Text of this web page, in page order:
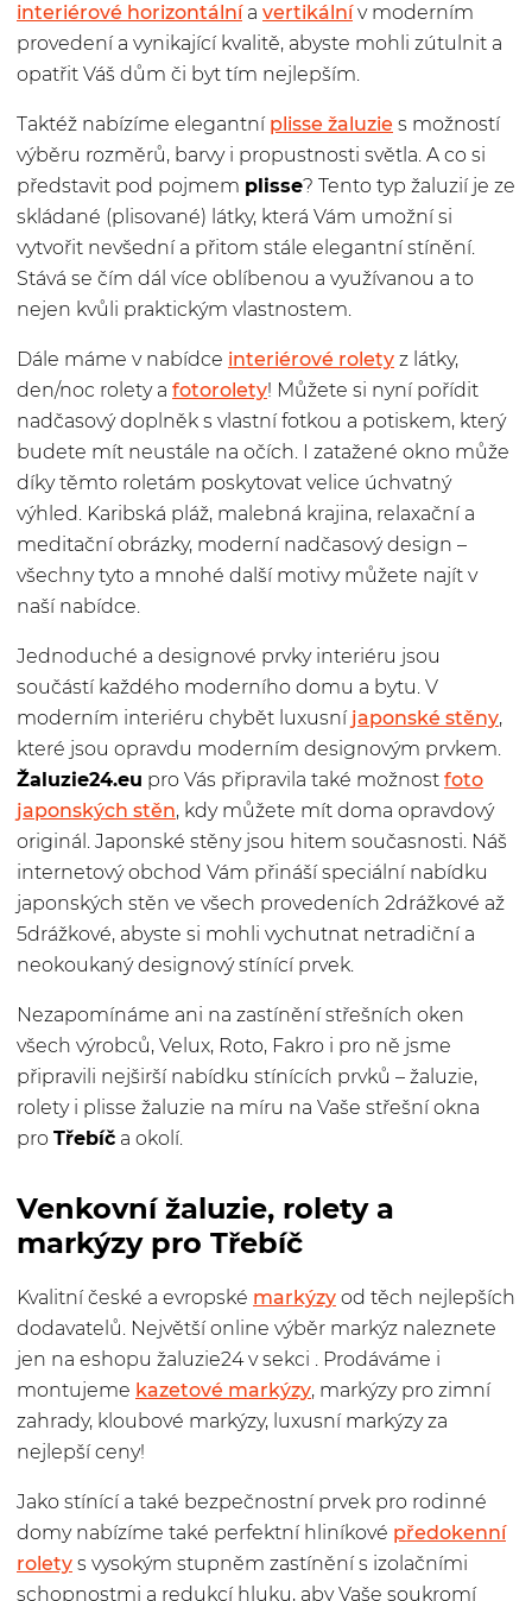
interiérové horizontálnía vertikálnív moderním
provedení a vynikající kvalitě, abyste mohli zútulnit a
opatřit Váš dům či byt tím nejlepším.
Taktéž nabízíme elegantní plisse žaluzie s možností
výběru rozměrů, barvy i propustnosti světla. A co si
představit pod pojmem plisse? Tento typ žaluzií je ze
skládané (plisované) látky, která Vám umožní si
vytvořit nevšední a přitom stále elegantní stínění.
Stává se čím dál více oblíbenou a využívanou a to
nejen kvůli praktickým vlastnostem.
Dále máme v nabídce interiérové rolety z látky,
den/noc rolety a fotorolety! Můžete si nyní pořídit
nadčasový doplněk s vlastní fotkou a potiskem, který
budete mít neustále na očích. I zatažené okno může
díky těmto roletám poskytovat velice úchvatný
výhled. Karibská pláž, malebná krajina, relaxační a
meditační obrázky, moderní nadčasový design –
všechny tyto a mnohé další motivy můžete najít v
naší nabídce.
Jednoduché a designové prvky interiéru jsou
součástí každého moderního domu a bytu. V
moderním interiéru chybět luxusní japonské stěny,
které jsou opravdu moderním designovým prvkem.
Žaluzie24.eu pro Vás připravila také možnost foto
japonských stěn, kdy můžete mít doma opravdový
originál. Japonské stěny jsou hitem současnosti. Náš
internetový obchod Vám přináší speciální nabídku
japonských stěn ve všech provedeních 2drážkové až
5drážkové, abyste si mohli vychutnat netradiční a
neokoukaný designový stínící prvek.
Nezapomínáme ani na zastínění střešních oken
všech výrobců, Velux, Roto, Fakro i pro ně jsme
připravili nejširší nabídku stínících prvků – žaluzie,
rolety i plisse žaluzie na míru na Vaše střešní okna
pro Třebíč a okolí.
Venkovní žaluzie, rolety a
markýzy pro Třebíč
Kvalitní české a evropské markýzy od těch nejlepších
dodavatelů. Největší online výběr markýz naleznete
jen na eshopu žaluzie24 v sekci . Prodáváme i
montujeme kazetové markýzy, markýzy pro zimní
zahrady, kloubové markýzy, luxusní markýzy za
nejlepší ceny!
Jako stínící a také bezpečnostní prvek pro rodinné
domy nabízíme také perfektní hliníkové předokenní
rolety s vysokým stupněm zastínění s izolačními
schopnostmi a redukcí hluku, aby Vaše soukromí